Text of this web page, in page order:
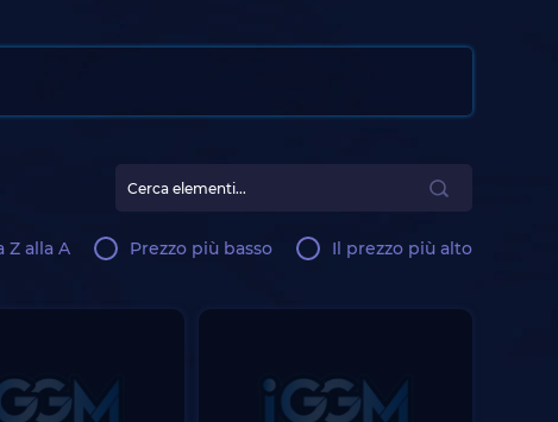
Z alla A Prezzo più basso Il prezzo più alto